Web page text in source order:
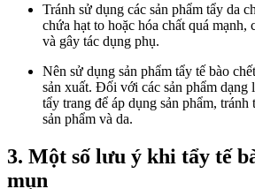
Tránh sử dụng các sản phẩm tẩy da
chứa hạt to hoặc hóa chất quá mạnh,
và gây tác dụng phụ.
Nên sử dụng sản phẩm tẩy tế bào
sản xuất. Đối với các sản phẩm dạng
tẩy trang để áp dụng sản phẩm,
sản phẩm và da.
3. Một số lưu ý khi tẩy tế
mụn